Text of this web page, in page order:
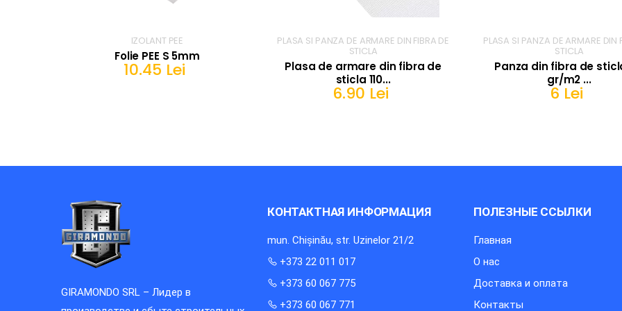
IZOLANT PEE
Folie PEE S 5mm
10.45 Lei
PLASA SI PANZA DE ARMARE DIN FIBRA DE
STICLA
Plasa de armare din fibra de
sticla 110...
6.90 Lei
PLASA SI PANZA DE ARMARE DIN
STICLA
Panza din fibra de
gr/m2 ...
6 Lei
GIRAMONDO SRL – Лидер в
КОНТАКТНАЯ ИНФОРМАЦИЯ
mun. Chișinău, str. Uzinelor 21/2
+373 22 011 017
+373 60 067 775
+373 60 067 771
ПОЛЕЗНЫЕ ССЫЛКИ
Главная
О нас
Доставка и оплата
Контакты